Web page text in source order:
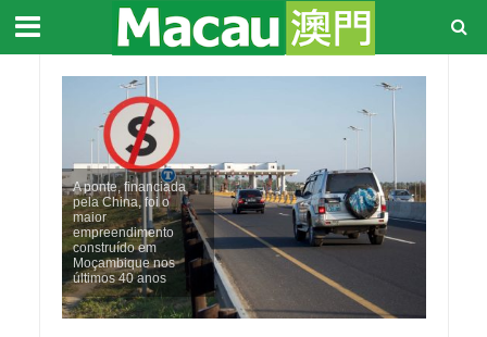
A ponte, financiada
pela China, foi o
maior
empreendimento
construído em
Moçambique nos
últimos 40 anos